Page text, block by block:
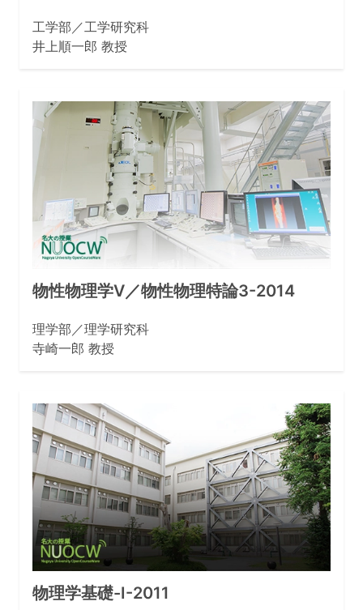
工学部／工学研究科
井上順一郎 教授
物性物理学V／物性物理特論3-2014
理学部／理学研究科
寺崎一郎 教授
物理学基礎-I-2011